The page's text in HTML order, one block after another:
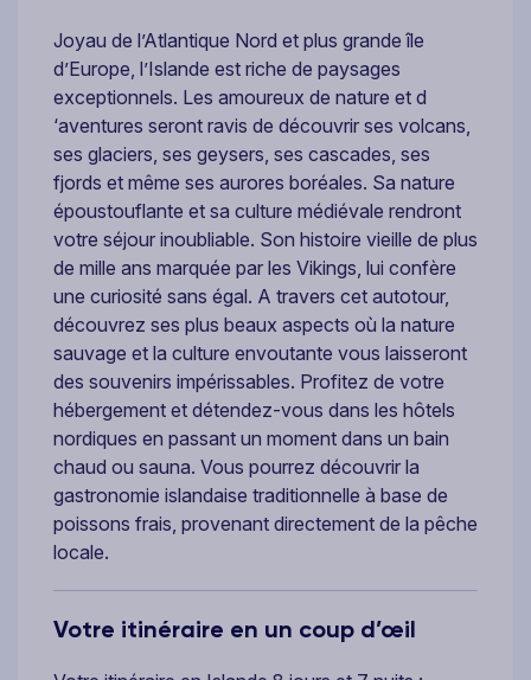
Joyau de l’Atlantique Nord et plus grande île
d’Europe, l’Islande est riche de paysages
exceptionnels. Les amoureux de nature et d
‘aventures seront ravis de découvrir ses volcans,
ses glaciers, ses geysers, ses cascades, ses
fjords et même ses aurores boréales. Sa nature
époustouflante et sa culture médiévale rendront
votre séjour inoubliable. Son histoire vieille de plus
de mille ans marquée par les Vikings, lui confère
une curiosité sans égal. A travers cet autotour,
découvrez ses plus beaux aspects où la nature
sauvage et la culture envoutante vous laisseront
des souvenirs impérissables. Profitez de votre
hébergement et détendez-vous dans les hôtels
nordiques en passant un moment dans un bain
chaud ou sauna. Vous pourrez découvrir la
gastronomie islandaise traditionnelle à base de
poissons frais, provenant directement de la pêche
locale.
Votre itinéraire en un coup d’œil